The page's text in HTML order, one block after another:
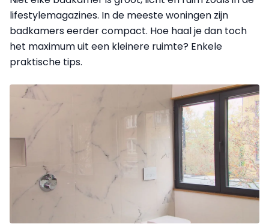
lifestylemagazines. In de meeste woningen zijn
badkamers eerder compact. Hoe haal je dan toch
het maximum uit een kleinere ruimte? Enkele
praktische tips.